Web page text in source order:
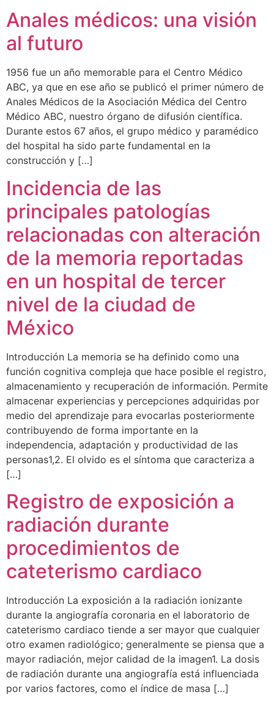
Anales médicos: una visión
al futuro
1956 fue un año memorable para el Centro Médico
ABC, ya que en ese año se publicó el primer número de
Anales Médicos de la Asociación Médica del Centro
Médico ABC, nuestro órgano de difusión científica.
Durante estos 67 años, el grupo médico y paramédico
del hospital ha sido parte fundamental en la
construcción y […]
Incidencia de las
principales patologías
relacionadas con alteración
de la memoria reportadas
en un hospital de tercer
nivel de la ciudad de
México
Introducción La memoria se ha definido como una
función cognitiva compleja que hace posible el registro,
almacenamiento y recuperación de información. Permite
almacenar experiencias y percepciones adquiridas por
medio del aprendizaje para evocarlas posteriormente
contribuyendo de forma importante en la
independencia, adaptación y productividad de las
personas1,2. El olvido es el síntoma que caracteriza a
[…]
Registro de exposición a
radiación durante
procedimientos de
cateterismo cardiaco
Introducción La exposición a la radiación ionizante
durante la angiografía coronaria en el laboratorio de
cateterismo cardiaco tiende a ser mayor que cualquier
otro examen radiológico; generalmente se piensa que a
mayor radiación, mejor calidad de la imagen1. La dosis
de radiación durante una angiografía está influenciada
por varios factores, como el índice de masa […]